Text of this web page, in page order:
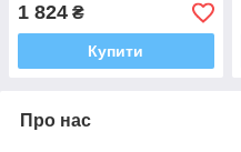
1 824 ₴
Купити
Про нас